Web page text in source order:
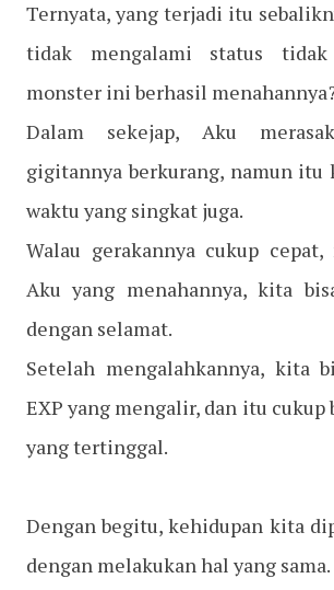
Ternyata, yang terjadi itu
tidak mengalami status
monster ini berhasil
Dalam sekejap, Aku
gigitannya berkurang, namun itu
waktu yang singkat juga.
Walau gerakannya cukup
Aku yang menahannya, kita
dengan selamat.
Setelah mengalahkannya, kita
EXP yang mengalir, dan itu
yang tertinggal.
Dengan begitu, kehidupan kita
dengan melakukan hal yang sama.